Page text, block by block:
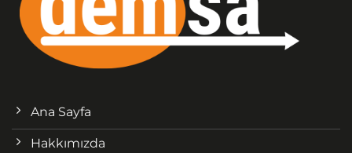
Ana Sayfa
Hakkımızda